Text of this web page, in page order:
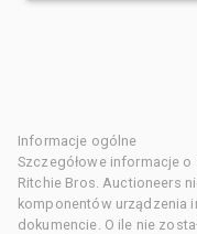
Informacje ogólne
Szczegółowe informacje
Ritchie Bros. Auctioneers
komponentów urządzenia
dokumencie. O ile nie